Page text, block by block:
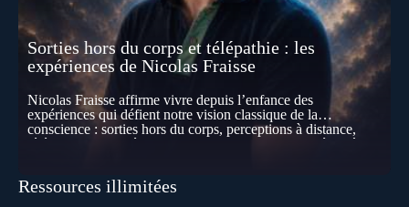
Sorties hors du corps et télépathie : les
expériences de Nicolas Fraisse
Nicolas Fraisse affirme vivre depuis l’enfance des
expériences qui défient notre vision classique de la
conscience : sorties hors du corps, perceptions à distance,
télépathie spontanée… Comment accueillir ces phénomènes
les pensées d’autrui ? Que deviennent l’espace, le temps… et
Ressources illimitées